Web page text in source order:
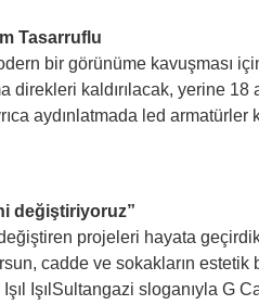
Tasarruflu
bir görünüme kavuşması
direkleri kaldırılacak, yerine
aydınlatmada led armatürler
değiştiriyoruz”
projeleri hayata
cadde ve sokakların
IşılSultangazi sloganıyla G